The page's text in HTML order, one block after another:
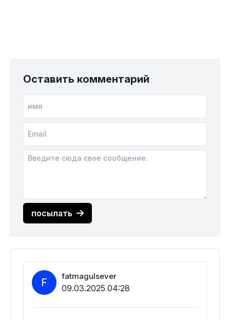
Оставить комментарий
посылать
F fatmagulsever
09.03.2025 04:28